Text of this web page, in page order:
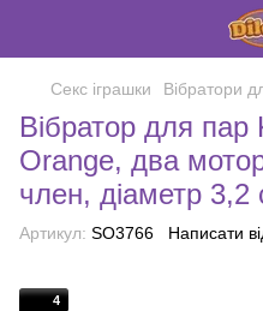
Секс іграшки Вібратори
Вібратор для
Orange, два
член, діаметр 3,2
Артикул: SO3766 Написати
4